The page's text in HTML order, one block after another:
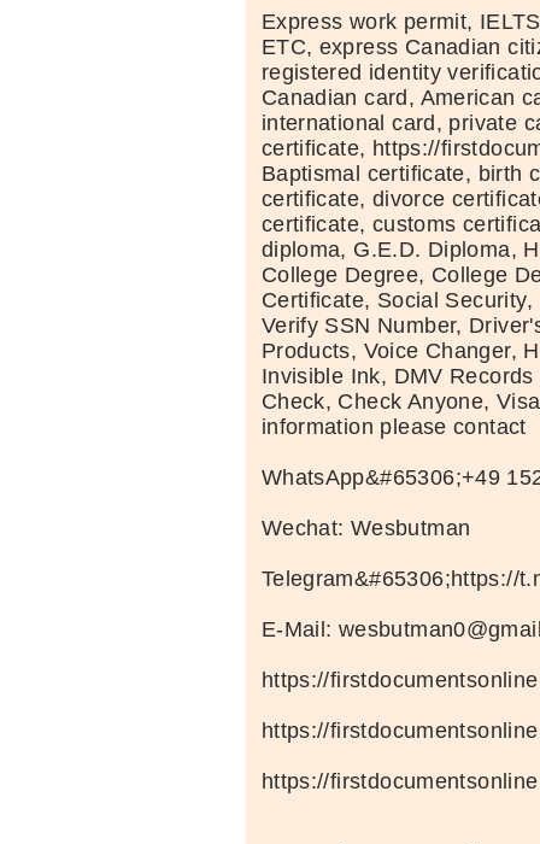
Express work permit,
ETC, express Canadian
registered identity
Canadian card, American
international card, private
certificate, https://
Baptismal certificate, birth
certificate, divorce
certificate, customs
diploma, G.E.D. Diploma,
College Degree, College
Certificate, Social Security,
Verify SSN Number,
Products, Voice Changer,
Invisible Ink, DMV
Check, Check Anyone,
information please contact
WhatsApp&#65306;+49
Wechat: Wesbutman
Telegram&#65306;https://
E-Mail:
https://
https://
https://